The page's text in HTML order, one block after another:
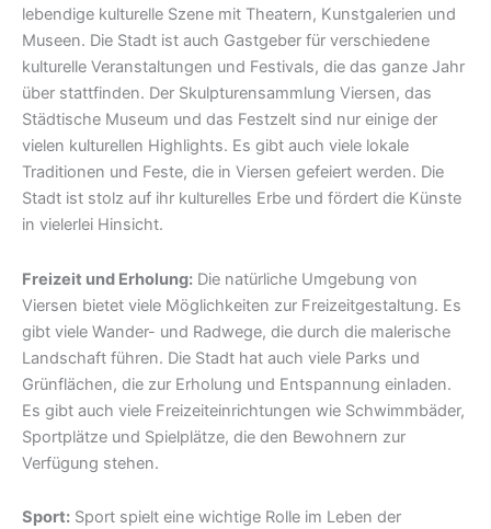
lebendige kulturelle Szene mit Theatern, Kunstgalerien und
Museen. Die Stadt ist auch Gastgeber für verschiedene
kulturelle Veranstaltungen und Festivals, die das ganze Jahr
über stattfinden. Der Skulpturensammlung Viersen, das
Städtische Museum und das Festzelt sind nur einige der
vielen kulturellen Highlights. Es gibt auch viele lokale
Traditionen und Feste, die in Viersen gefeiert werden. Die
Stadt ist stolz auf ihr kulturelles Erbe und fördert die Künste
in vielerlei Hinsicht.
Freizeit und Erholung: Die natürliche Umgebung von
Viersen bietet viele Möglichkeiten zur Freizeitgestaltung. Es
gibt viele Wander- und Radwege, die durch die malerische
Landschaft führen. Die Stadt hat auch viele Parks und
Grünflächen, die zur Erholung und Entspannung einladen.
Es gibt auch viele Freizeiteinrichtungen wie Schwimmbäder,
Sportplätze und Spielplätze, die den Bewohnern zur
Verfügung stehen.
Sport: Sport spielt eine wichtige Rolle im Leben der